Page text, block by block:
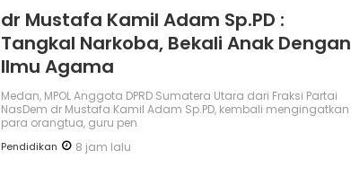
dr Mustafa Kamil Adam Sp.PD :
Tangkal Narkoba, Bekali Anak Dengan
Ilmu Agama
Medan, MPOL Anggota DPRD Sumatera Utara dari Fraksi Partai
NasDem dr Mustafa Kamil Adam Sp.PD, kembali mengingatkan
para orangtua, guru pen
Pendidikan 8 jam lalu